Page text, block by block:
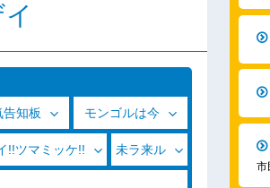
告知板 モンゴルは今
!!ツマミッケ!! 未ラ来ル
市